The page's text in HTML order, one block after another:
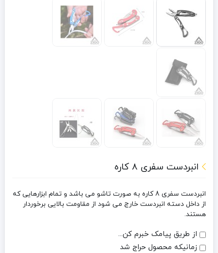
انبردست سفری 8 کاره
انبردست سفری 8 کاره به صورت تاشو می باشد و تمام ابزارهایی که
از داخل دسته انبردست خارج می شود از مقاومت بالایی برخوردار
هستند.
از طریق پیامک خبرم کن...
زمانیکه محصول حراج شد